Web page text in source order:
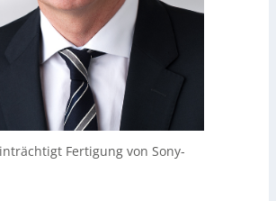
Fertigung von Sony-